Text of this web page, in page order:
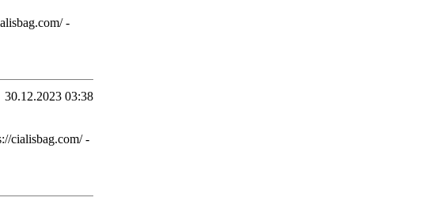
-
30.12.2023 03:38
cialisbag.com/ -